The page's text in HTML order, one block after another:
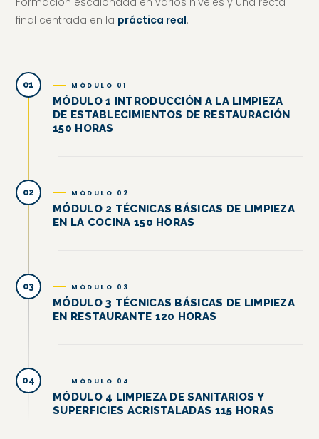
final centrada en la práctica real.
01 MÓDULO 01
MÓDULO 1 INTRODUCCIÓN A LA LIMPIEZA
DE ESTABLECIMIENTOS DE RESTAURACIÓN
150 HORAS
02 MÓDULO 02
MÓDULO 2 TÉCNICAS BÁSICAS DE LIMPIEZA
EN LA COCINA 150 HORAS
03 MÓDULO 03
MÓDULO 3 TÉCNICAS BÁSICAS DE LIMPIEZA
EN RESTAURANTE 120 HORAS
04 MÓDULO 04
MÓDULO 4 LIMPIEZA DE SANITARIOS Y
SUPERFICIES ACRISTALADAS 115 HORAS